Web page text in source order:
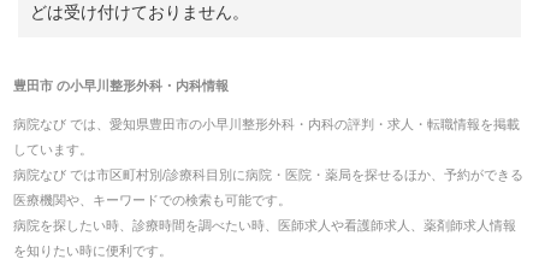
どは受け付けておりません。
豊田市の小早川整形外科・内科情報
病院なび では、 愛知県豊田市の小早川整形外科・内科の評判・求人・転職情報を掲載
しています。
病院なび では市区町村別/診療科目別に病院・医院・薬局を探せるほか、予約ができる
医療機関や、キーワードでの検索も可能です。
病院を探したい時、診療時間を調べたい時、医師求人や看護師求人、薬剤師求人情報
を知りたい時に便利です。